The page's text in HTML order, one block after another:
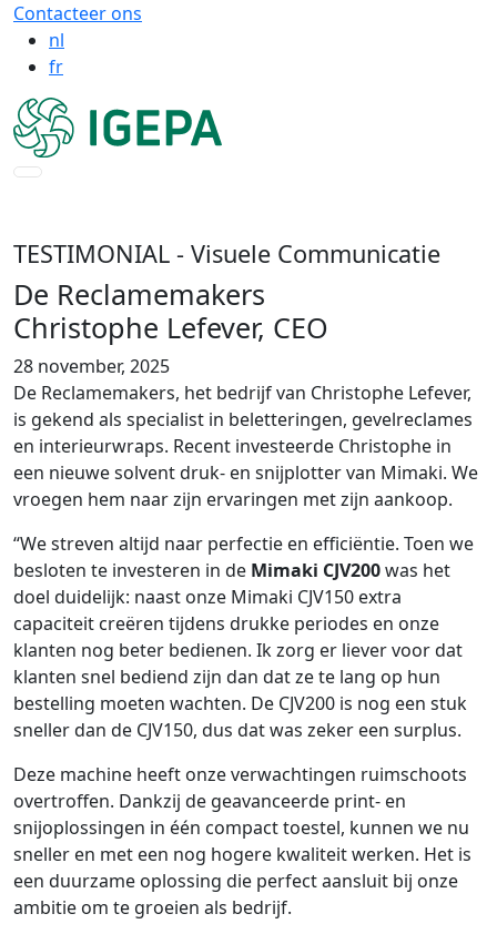
Contacteer ons
nl
fr
TESTIMONIAL - Visuele Communicatie
De Reclamemakers
Christophe Lefever, CEO
28 november, 2025
De Reclamemakers, het bedrijf van Christophe Lefever,
is gekend als specialist in beletteringen, gevelreclames
en interieurwraps. Recent investeerde Christophe in
een nieuwe solvent druk- en snijplotter van Mimaki. We
vroegen hem naar zijn ervaringen met zijn aankoop.
“We streven altijd naar perfectie en efficiëntie. Toen we
besloten te investeren in de Mimaki CJV200was het
doel duidelijk: naast onze Mimaki CJV150 extra
capaciteit creëren tijdens drukke periodes en onze
klanten nog beter bedienen. Ik zorg er liever voor dat
klanten snel bediend zijn dan dat ze te lang op hun
bestelling moeten wachten. De CJV200 is nog een stuk
sneller dan de CJV150, dus dat was zeker een surplus.
Deze machine heeft onze verwachtingen ruimschoots
overtroffen. Dankzij de geavanceerde print- en
snijoplossingen in één compact toestel, kunnen we nu
sneller en met een nog hogere kwaliteit werken. Het is
een duurzame oplossing die perfect aansluit bij onze
ambitie om te groeien als bedrijf.